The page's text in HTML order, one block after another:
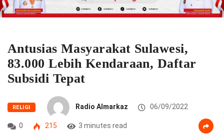
Antusias Masyarakat Sulawesi,
83.000 Lebih Kendaraan, Daftar
Subsidi Tepat
RELIGI Radio Almarkaz 06/09/2022
0 215 3 minutes read